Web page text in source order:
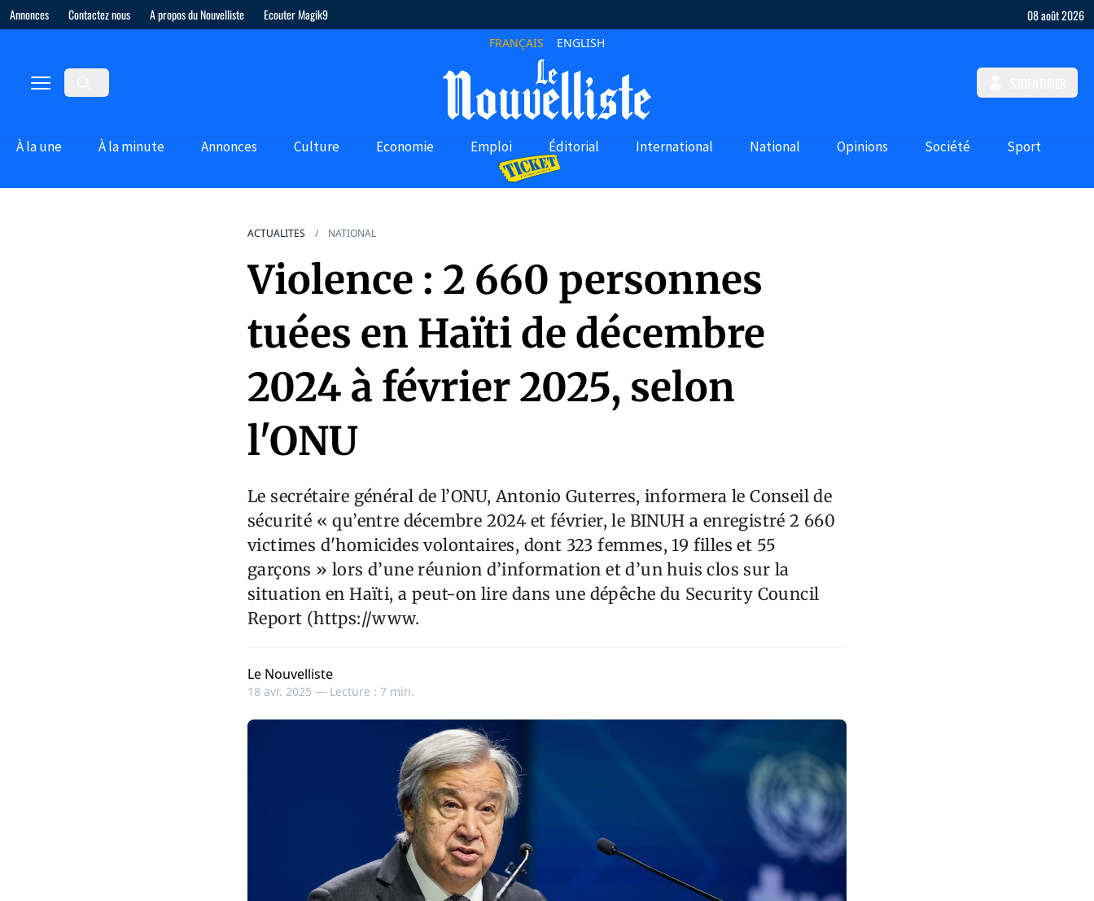
Annonces Contactez nous A propos du Nouvelliste Ecouter Magik9 08 août 2026
FRANÇAIS ENGLISH
À la une À la minute Annonces Culture Economie Emploi Éditorial International National Opinions Société Sport
ACTUALITES NATIONAL
Violence : 2 660 personnes
tuées en Haïti de décembre
2024 à février 2025, selon
l'ONU
Le secrétaire général de l’ONU, Antonio Guterres, informera le Conseil de
sécurité « qu’entre décembre 2024 et février, le BINUH a enregistré 2 660
victimes d'homicides volontaires, dont 323 femmes, 19 filles et 55
garçons » lors d’une réunion d’information et d’un huis clos sur la
situation en Haïti, a peut-on lire dans une dépêche du Security Council
Report (https://www.
Le Nouvelliste
18 avr. 2025 — Lecture : 7 min.